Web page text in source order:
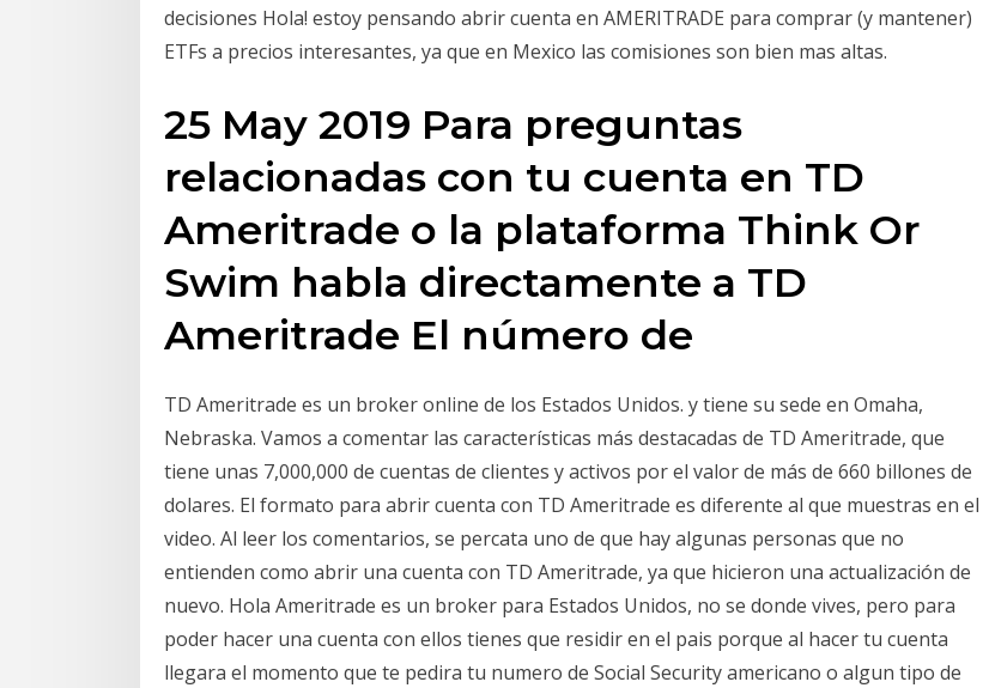
decisiones Hola! estoy pensando abrir cuenta en AMERITRADE para comprar (y mantener)
ETFs a precios interesantes, ya que en Mexico las comisiones son bien mas altas.
25 May 2019 Para preguntas
relacionadas con tu cuenta en TD
Ameritrade o la plataforma Think Or
Swim habla directamente a TD
Ameritrade El número de
TD Ameritrade es un broker online de los Estados Unidos. y tiene su sede en Omaha,
Nebraska. Vamos a comentar las características más destacadas de TD Ameritrade, que
tiene unas 7,000,000 de cuentas de clientes y activos por el valor de más de 660 billones de
dolares. El formato para abrir cuenta con TD Ameritrade es diferente al que muestras en el
video. Al leer los comentarios, se percata uno de que hay algunas personas que no
entienden como abrir una cuenta con TD Ameritrade, ya que hicieron una actualización de
nuevo. Hola Ameritrade es un broker para Estados Unidos, no se donde vives, pero para
poder hacer una cuenta con ellos tienes que residir en el pais porque al hacer tu cuenta
llegara el momento que te pedira tu numero de Social Security americano o algun tipo de